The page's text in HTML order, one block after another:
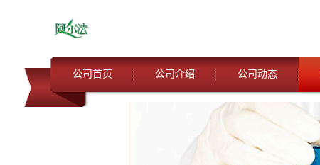
公司首页 公司介绍 公司动态